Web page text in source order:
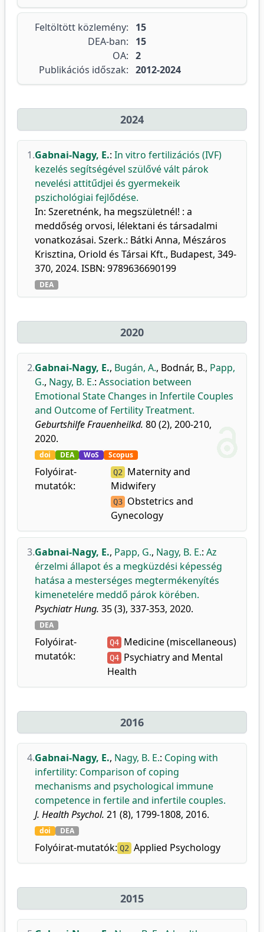
Feltöltött közlemény:
15
DEA-ban:
15
OA: 2
Publikációs időszak: 2012-2024
2024
1.Gabnai-Nagy, E.: In vitro fertilizációs (IVF)
kezelés segítségével szülővé vált párok
nevelési attitűdjei és gyermekeik
pszichológiai fejlődése.
In: Szeretnénk, ha megszületnél! : a
meddőség orvosi, lélektani és társadalmi
vonatkozásai. Szerk.: Bátki Anna, Mészáros
Krisztina, Oriold és Társai Kft., Budapest, 349-
370, 2024. ISBN: 9789636690199
DEA
2020
2.Gabnai-Nagy, E., Bugán, A., Bodnár, B., Papp,
G., Nagy, B. E.: Association between
Emotional State Changes in Infertile Couples
and Outcome of Fertility Treatment.
Geburtshilfe Frauenheilkd. 80 (2), 200-210,
2020.
doi DEA WoS Scopus
Folyóirat-
mutatók:
Q2 Maternity and
Midwifery
Q3 Obstetrics and
Gynecology
3.Gabnai-Nagy, E., Papp, G., Nagy, B. E.: Az
érzelmi állapot és a megküzdési képesség
hatása a mesterséges megtermékenyítés
kimenetelére meddő párok körében.
Psychiatr Hung. 35 (3), 337-353, 2020.
DEA
Folyóirat-
mutatók:
Q4 Medicine (miscellaneous)
Q4 Psychiatry and Mental
Health
2016
4.Gabnai-Nagy, E., Nagy, B. E.: Coping with
infertility: Comparison of coping
mechanisms and psychological immune
competence in fertile and infertile couples.
J. Health Psychol. 21 (8), 1799-1808, 2016.
doi DEA
Folyóirat-mutatók: Q2 Applied Psychology
2015